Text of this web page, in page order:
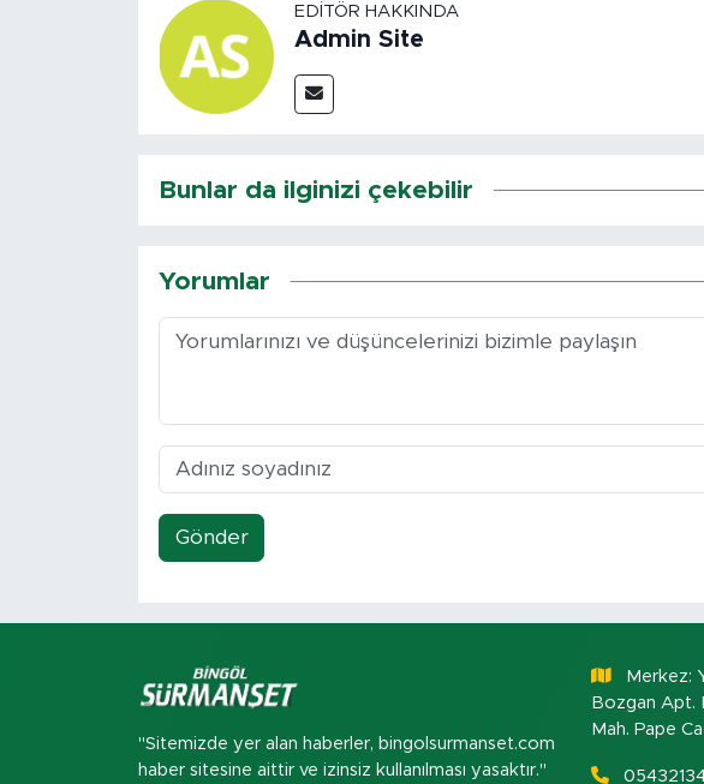
EDITÖR HAKKINDA
Admin Site
Bunlar da ilginizi çekebilir
Yorumlar
Gönder
"Sitemizde yer alan haberler, bingolsurmanset.com
haber sitesine aittir ve izinsiz kullanılması yasaktır."
Merkez:
Bozgan Apt.
Mah. Pape